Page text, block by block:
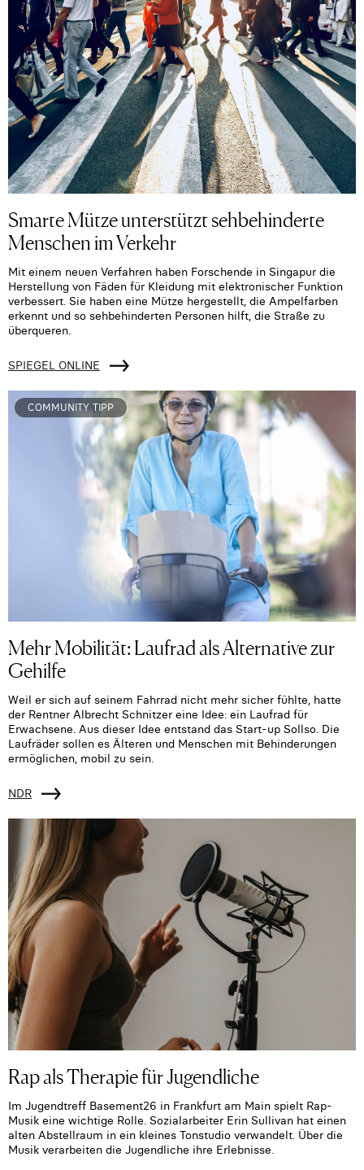
Smarte Mütze unterstützt sehbehinderte
Menschen im Verkehr
Mit einem neuen Verfahren haben Forschende in Singapur die
Herstellung von Fäden für Kleidung mit elektronischer Funktion
verbessert. Sie haben eine Mütze hergestellt, die Ampelfarben
erkennt und so sehbehinderten Personen hilft, die Straße zu
überqueren.
SPIEGEL ONLINE
COMMUNITY TIPP
Mehr Mobilität: Laufrad als Alternative zur
Gehilfe
Weil er sich auf seinem Fahrrad nicht mehr sicher fühlte, hatte
der Rentner Albrecht Schnitzer eine Idee: ein Laufrad für
Erwachsene. Aus dieser Idee entstand das Start-up Sollso. Die
Laufräder sollen es Älteren und Menschen mit Behinderungen
ermöglichen, mobil zu sein.
NDR
Rap als Therapie für Jugendliche
Im Jugendtreff Basement26 in Frankfurt am Main spielt Rap-
Musik eine wichtige Rolle. Sozialarbeiter Erin Sullivan hat einen
alten Abstellraum in ein kleines Tonstudio verwandelt. Über die
Musik verarbeiten die Jugendliche ihre Erlebnisse.